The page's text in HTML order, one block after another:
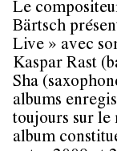
Le
Bärtsch
Live » avec
Kaspar Rast
Sha
albums
toujours sur le
album